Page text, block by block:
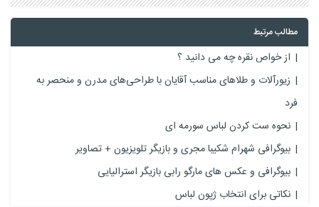
مطالب مرتبط
از خواص نقره چه می دانید ؟
زیورآلات و طلاهای مناسب آقایان با طراحی‌های مدرن و منحصر به
فرد
نحوه ست کردن لباس سورمه ای
بیوگرافی شهرام شکیبا مجری و بازیگر تلویزیون + تصاویر
بیوگرافی و عکس های مارگو رابی بازیگر استرالیایی
نکاتی برای انتخاب ژپون لباس